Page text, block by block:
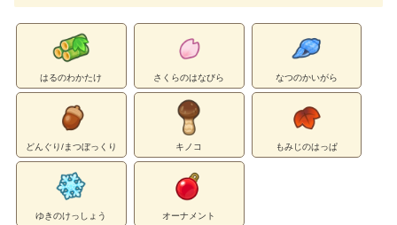
はるのわかたけ さくらのはなびら なつのかいがら
どんぐり/まつぼっくり キノコ もみじのはっぱ
ゆきのけっしょう オーナメント